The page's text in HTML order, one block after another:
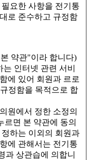
요한 사항을 전기통
로 준수하고 규정함
약관"이라 합니다)
인터넷 관련 서비
에 있어 회원과 르로
정함을 목적으로 합
원에서 정한 소정의
면 본 약관에 동의
하는 이외의 회원과
에 관해서는 전기통
과 상관습에 의합니